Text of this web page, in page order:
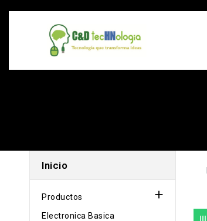
Inicio
Productos 
Electronica Basica